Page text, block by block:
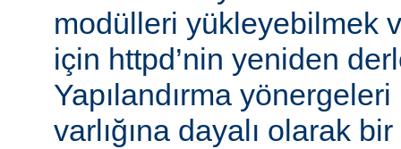
modülleri yükleyebilmek
için httpd’nin yeniden
Yapılandırma
varlığına dayalı olarak bir